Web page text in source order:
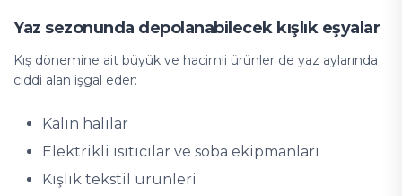
Yaz sezonunda depolanabilecek kışlık eşyalar
Kış dönemine ait büyük ve hacimli ürünler de yaz aylarında
ciddi alan işgal eder:
Kalın halılar
Elektrikli ısıtıcılar ve soba ekipmanları
Kışlık tekstil ürünleri